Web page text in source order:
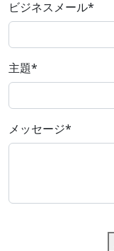
ビジネスメール*
主題*
メッセージ*